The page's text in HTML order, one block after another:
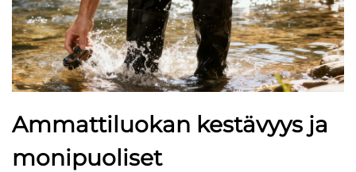
Ammattiluokan kestävyys ja
monipuoliset